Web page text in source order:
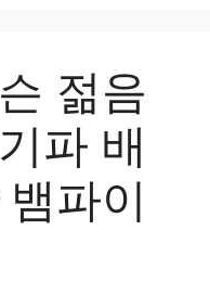
젊음
파 배
파이